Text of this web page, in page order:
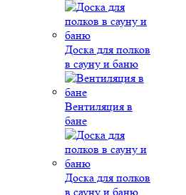
Доска для полков
в сауну и баню
Вентиляция в
бане
Доска для полков
в сауну и баню